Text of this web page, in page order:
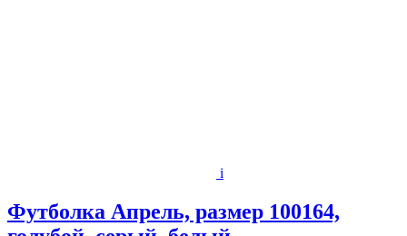
i
Футболка Апрель, размер 100164,